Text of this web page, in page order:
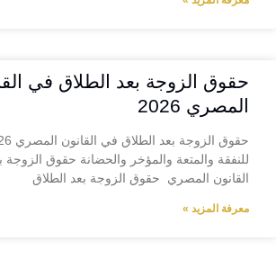
حقوق الزوجة بعد الطلاق في
المصري 2026
للنفقة والمتعة والمؤخر والحضانة حقوق الزوجة
القانون المصري حقوق الزوجة بعد الطلاق
معرفة المزيد »